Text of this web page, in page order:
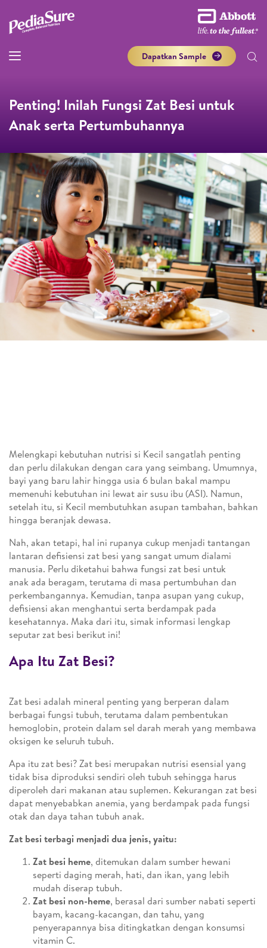
Dapatkan Sample
Penting! Inilah Fungsi Zat Besi untuk
Anak serta Pertumbuhannya
Melengkapi kebutuhan nutrisi si Kecil sangatlah penting
dan perlu dilakukan dengan cara yang seimbang. Umumnya,
bayi yang baru lahir hingga usia 6 bulan bakal mampu
memenuhi kebutuhan ini lewat air susu ibu (ASI). Namun,
setelah itu, si Kecil membutuhkan asupan tambahan, bahkan
hingga beranjak dewasa.
Nah, akan tetapi, hal ini rupanya cukup menjadi tantangan
lantaran defisiensi zat besi yang sangat umum dialami
manusia. Perlu diketahui bahwa fungsi zat besi untuk
anak ada beragam, terutama di masa pertumbuhan dan
perkembangannya. Kemudian, tanpa asupan yang cukup,
defisiensi akan menghantui serta berdampak pada
kesehatannya. Maka dari itu, simak informasi lengkap
seputar zat besi berikut ini!
Apa Itu Zat Besi?
Zat besi adalah mineral penting yang berperan dalam
berbagai fungsi tubuh, terutama dalam pembentukan
hemoglobin, protein dalam sel darah merah yang membawa
oksigen ke seluruh tubuh.
Apa itu zat besi? Zat besi merupakan nutrisi esensial yang
tidak bisa diproduksi sendiri oleh tubuh sehingga harus
diperoleh dari makanan atau suplemen. Kekurangan zat besi
dapat menyebabkan anemia, yang berdampak pada fungsi
otak dan daya tahan tubuh anak.
Zat besi terbagi menjadi dua jenis, yaitu:
Zat besi heme, ditemukan dalam sumber hewani
seperti daging merah, hati, dan ikan, yang lebih
mudah diserap tubuh.
Zat besi non-heme, berasal dari sumber nabati seperti
bayam, kacang-kacangan, dan tahu, yang
penyerapannya bisa ditingkatkan dengan konsumsi
vitamin C.